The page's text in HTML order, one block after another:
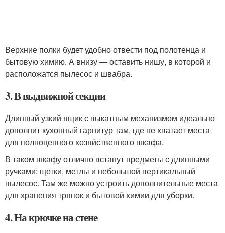
Верхние полки будет удобно отвести под полотенца и
бытовую химию. А внизу — оставить нишу, в которой и
расположатся пылесос и швабра.
3. В выдвижной секции
Длинный узкий ящик с выкатным механизмом идеально
дополнит кухонный гарнитур там, где не хватает места
для полноценного хозяйственного шкафа.
В таком шкафу отлично встанут предметы с длинными
ручками: щетки, метлы и небольшой вертикальный
пылесос. Там же можно устроить дополнительные места
для хранения тряпок и бытовой химии для уборки.
4. На крючке на стене